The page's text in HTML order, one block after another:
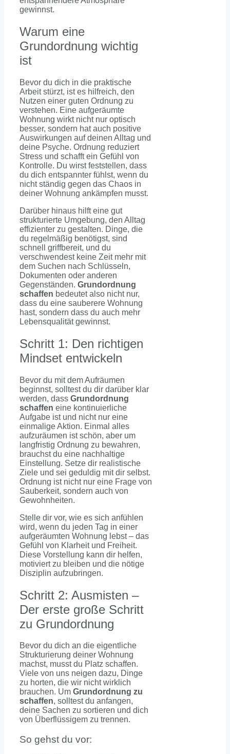
gewinnst.
Warum eine
Grundordnung wichtig
ist
Bevor du dich in die praktische
Arbeit stürzt, ist es hilfreich, den
Nutzen einer guten Ordnung zu
verstehen. Eine aufgeräumte
Wohnung wirkt nicht nur optisch
besser, sondern hat auch positive
Auswirkungen auf deinen Alltag und
deine Psyche. Ordnung reduziert
Stress und schafft ein Gefühl von
Kontrolle. Du wirst feststellen, dass
du dich entspannter fühlst, wenn du
nicht ständig gegen das Chaos in
deiner Wohnung ankämpfen musst.
Darüber hinaus hilft eine gut
strukturierte Umgebung, den Alltag
effizienter zu gestalten. Dinge, die
du regelmäßig benötigst, sind
schnell griffbereit, und du
verschwendest keine Zeit mehr mit
dem Suchen nach Schlüsseln,
Dokumenten oder anderen
Gegenständen. Grundordnung
schaffen bedeutet also nicht nur,
dass du eine sauberere Wohnung
hast, sondern dass du auch mehr
Lebensqualität gewinnst.
Schritt 1: Den richtigen
Mindset entwickeln
Bevor du mit dem Aufräumen
beginnst, solltest du dir darüber klar
werden, dass Grundordnung
schaffen eine kontinuierliche
Aufgabe ist und nicht nur eine
einmalige Aktion. Einmal alles
aufzuräumen ist schön, aber um
langfristig Ordnung zu bewahren,
brauchst du eine nachhaltige
Einstellung. Setze dir realistische
Ziele und sei geduldig mit dir selbst.
Ordnung ist nicht nur eine Frage von
Sauberkeit, sondern auch von
Gewohnheiten.
Stelle dir vor, wie es sich anfühlen
wird, wenn du jeden Tag in einer
aufgeräumten Wohnung lebst – das
Gefühl von Klarheit und Freiheit.
Diese Vorstellung kann dir helfen,
motiviert zu bleiben und die nötige
Disziplin aufzubringen.
Schritt 2: Ausmisten –
Der erste große Schritt
zu Grundordnung
Bevor du dich an die eigentliche
Strukturierung deiner Wohnung
machst, musst du Platz schaffen.
Viele von uns neigen dazu, Dinge
zu horten, die wir nicht wirklich
brauchen. Um Grundordnung zu
schaffen, solltest du anfangen,
deine Sachen zu sortieren und dich
von Überflüssigem zu trennen.
So gehst du vor: